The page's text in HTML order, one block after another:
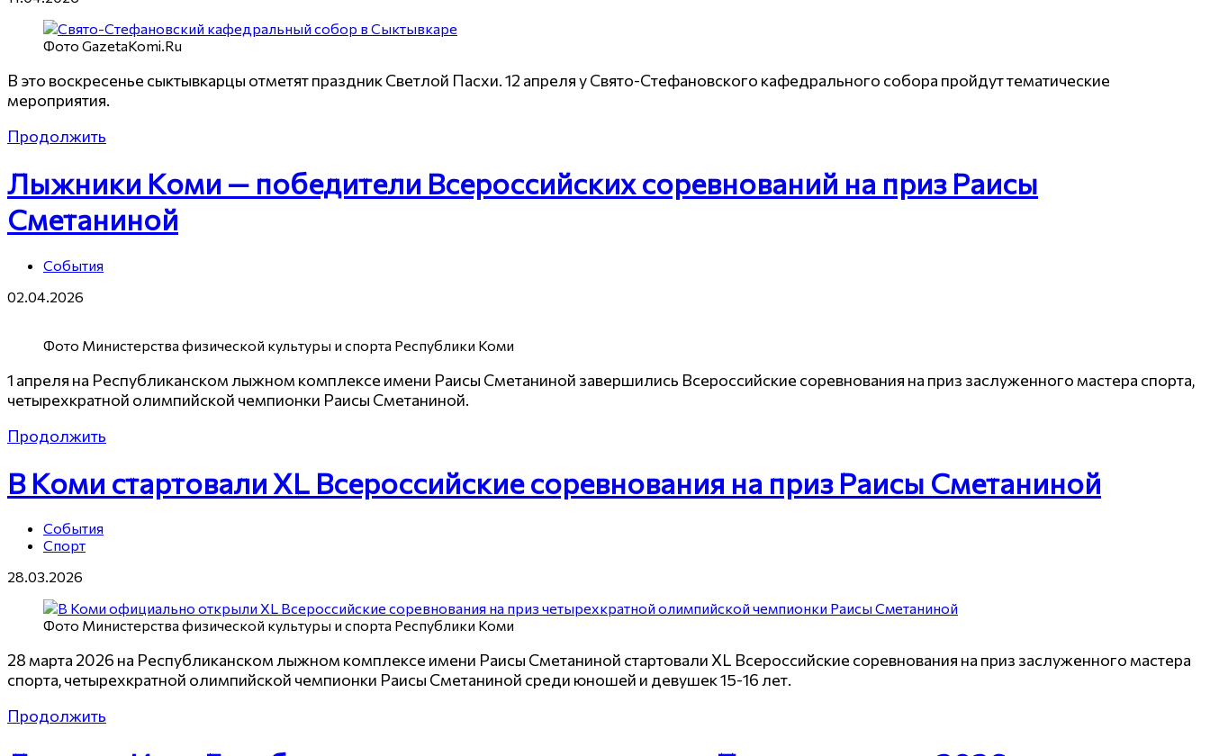
Фото GazetaKomi.Ru
В это воскресенье сыктывкарцы отметят праздник Светлой Пасхи. 12 апреля у Свято-Стефановского кафедрального собора пройдут тематические
мероприятия.
Продолжить
Лыжники Коми — победители Всероссийских соревнований на приз Раисы
Сметаниной
События
02.04.2026
Фото Министерства физической культуры и спорта Республики Коми
1 апреля на Республиканском лыжном комплексе имени Раисы Сметаниной завершились Всероссийские соревнования на приз заслуженного мастера спорта,
четырехкратной олимпийской чемпионки Раисы Сметаниной.
Продолжить
В Коми стартовали XL Всероссийские соревнования на приз Раисы Сметаниной
События
Спорт
28.03.2026
Фото Министерства физической культуры и спорта Республики Коми
28 марта 2026 на Республиканском лыжном комплексе имени Раисы Сметаниной стартовали XL Всероссийские соревнования на приз заслуженного мастера
спорта, четырехкратной олимпийской чемпионки Раисы Сметаниной среди юношей и девушек 15-16 лет.
Продолжить